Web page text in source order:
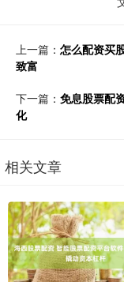
上一篇： 怎么配资买
致富
下一篇： 免息股票配
化
相关文章